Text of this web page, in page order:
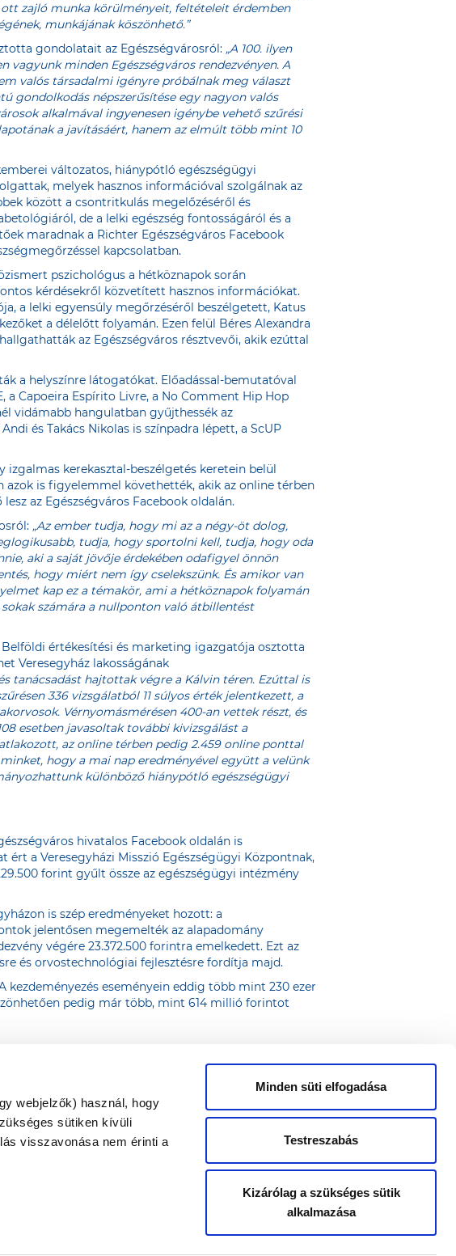
webjelzők) használ, hogy
sütiken kívüli
visszavonása nem érinti a
Minden süti elfogadása
Testreszabás
Kizárólag a szükséges sütik
alkalmazása
ott zajló munka körülményeit, feltételeit érdemben
munkájának köszönhető.”
gondolatait az Egészségvárosról: „A 100. ilyen
minden Egészségváros rendezvényen. A
valós társadalmi igényre próbálnak meg választ
gondolkodás népszerűsítése egy nagyon valós
alkalmával ingyenesen igénybe vehető szűrési
a javításáért, hanem az elmúlt több mint 10
változatos, hiánypótló egészségügyi
melyek hasznos információval szolgálnak az
között a csontritkulás megelőzéséről és
de a lelki egészség fontosságáról és a
maradnak a Richter Egészségváros Facebook
kapcsolatban.
pszichológus a hétköznapok során
kérdésekről közvetített hasznos információkat.
a lelki egyensúly megőrzéséről beszélgetett, Katus
a délelőtt folyamán. Ezen felül Béres Alexandra
az Egészségváros résztvevői, akik ezúttal
a helyszínre látogatókat. Előadással-bemutatóval
a Capoeira Espírito Livre, a No Comment Hip Hop
vidámabb hangulatban gyűjthessék az
és Takács Nikolas is színpadra lépett, a ScUP
izgalmas kerekasztal-beszélgetés keretein belül
azok is figyelemmel követhették, akik az online térben
az Egészségváros Facebook oldalán.
„Az ember tudja, hogy mi az a négy-öt dolog,
tudja, hogy sportolni kell, tudja, hogy oda
aki a saját jövője érdekében odafigyel önnön
hogy miért nem így cselekszünk. És amikor van
kap ez a témakör, ami a hétköznapok folyamán
számára a nullponton való átbillentést
értékesítési és marketing igazgatója osztotta
Veresegyház lakosságának
tanácsadást hajtottak végre a Kálvin téren. Ezúttal is
336 vizsgálatból 11 súlyos érték jelentkezett, a
Vérnyomásmérésen 400-an vettek részt, és
esetben javasoltak további kivizsgálást a
az online térben pedig 2.459 online ponttal
hogy a mai nap eredményével együtt a velünk
különböző hiánypótló egészségügyi
hivatalos Facebook oldalán is
a Veresegyházi Misszió Egészségügyi Központnak,
forint gyűlt össze az egészségügyi intézmény
is szép eredményeket hozott: a
jelentősen megemelték az alapadomány
végére 23.372.500 forintra emelkedett. Ezt az
és orvostechnológiai fejlesztésre fordítja majd.
eseményein eddig több mint 230 ezer
pedig már több, mint 614 millió forintot